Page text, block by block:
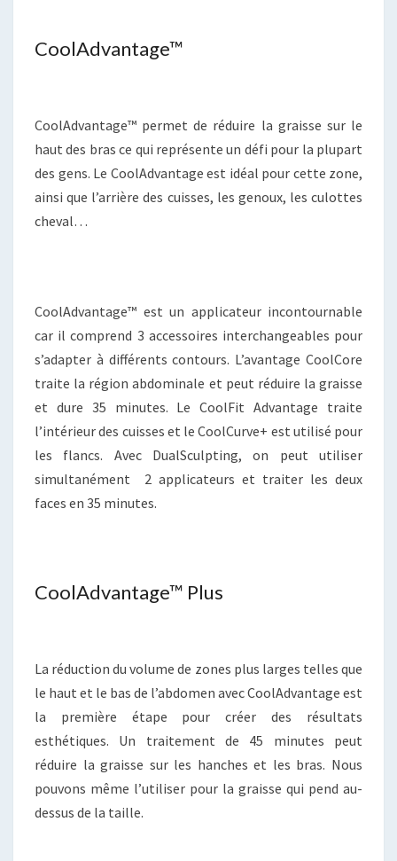
CoolAdvantage™
CoolAdvantage™ permet de réduire la graisse sur le
haut des bras ce qui représente un défi pour la plupart
des gens. Le CoolAdvantage est idéal pour cette zone,
ainsi que l’arrière des cuisses, les genoux, les culottes
cheval…
CoolAdvantage™ est un applicateur incontournable
car il comprend 3 accessoires interchangeables pour
s’adapter à différents contours. L’avantage CoolCore
traite la région abdominale et peut réduire la graisse
et dure 35 minutes. Le CoolFit Advantage traite
l’intérieur des cuisses et le CoolCurve+ est utilisé pour
les flancs. Avec DualSculpting, on peut utiliser
simultanément 2 applicateurs et traiter les deux
faces en 35 minutes.
CoolAdvantage™ Plus
La réduction du volume de zones plus larges telles que
le haut et le bas de l’abdomen avec CoolAdvantage est
la première étape pour créer des résultats
esthétiques. Un traitement de 45 minutes peut
réduire la graisse sur les hanches et les bras. Nous
pouvons même l’utiliser pour la graisse qui pend au-
dessus de la taille.